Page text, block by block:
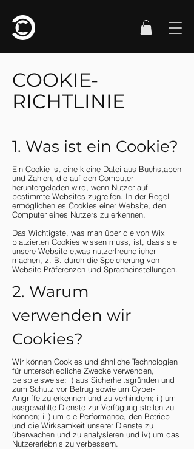
COOKIE-
RICHTLINIE
1. Was ist ein Cookie?
Ein Cookie ist eine kleine Datei aus Buchstaben
und Zahlen, die auf den Computer
heruntergeladen wird, wenn Nutzer auf
bestimmte Websites zugreifen. In der Regel
ermöglichen es Cookies einer Website, den
Computer eines Nutzers zu erkennen.
Das Wichtigste, was man über die von Wix
platzierten Cookies wissen muss, ist, dass sie
unsere Website etwas nutzerfreundlicher
machen, z. B. durch die Speicherung von
Website-Präferenzen und Spracheinstellungen.
2. Warum
verwenden wir
Cookies?
Wir können Cookies und ähnliche Technologien
für unterschiedliche Zwecke verwenden,
beispielsweise: i) aus Sicherheitsgründen und
zum Schutz vor Betrug sowie um Cyber-
Angriffe zu erkennen und zu verhindern; ii) um
ausgewählte Dienste zur Verfügung stellen zu
können; iii) um die Performance, den Betrieb
und die Wirksamkeit unserer Dienste zu
überwachen und zu analysieren und iv) um das
Nutzererlebnis zu verbessern.